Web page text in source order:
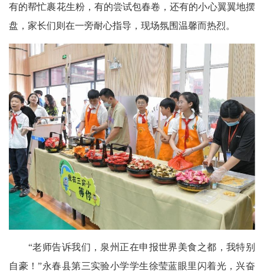
有的帮忙裹花生粉，有的尝试包春卷，还有的小心翼翼地摆
盘，家长们则在一旁耐心指导，现场氛围温馨而热烈。
“老师告诉我们，泉州正在申报世界美食之都，我特别
自豪！”永春县第三实验小学学生徐莹蓝眼里闪着光，兴奋